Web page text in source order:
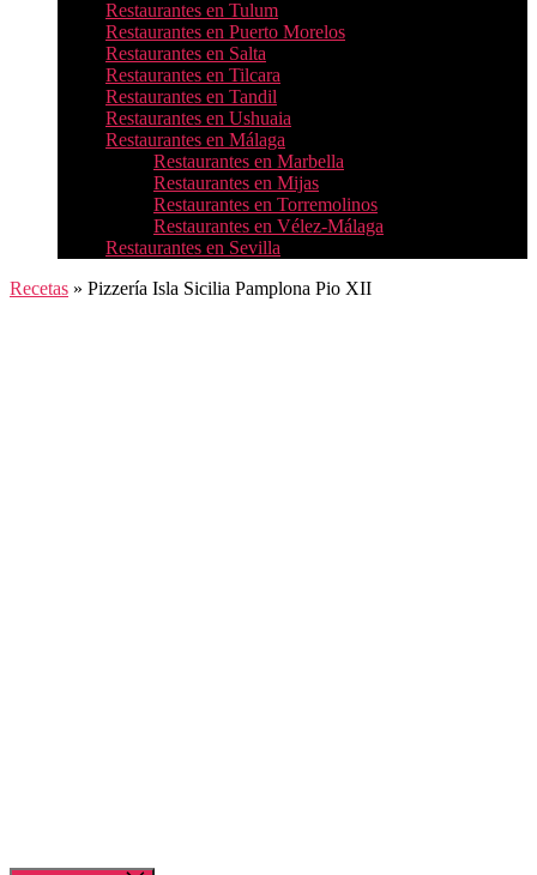
Restaurantes en Tulum
Restaurantes en Puerto Morelos
Restaurantes en Salta
Restaurantes en Tilcara
Restaurantes en Tandil
Restaurantes en Ushuaia
Restaurantes en Málaga
Restaurantes en Marbella
Restaurantes en Mijas
Restaurantes en Torremolinos
Restaurantes en Vélez-Málaga
Restaurantes en Sevilla
Recetas » Pizzería Isla Sicilia Pamplona Pio XII